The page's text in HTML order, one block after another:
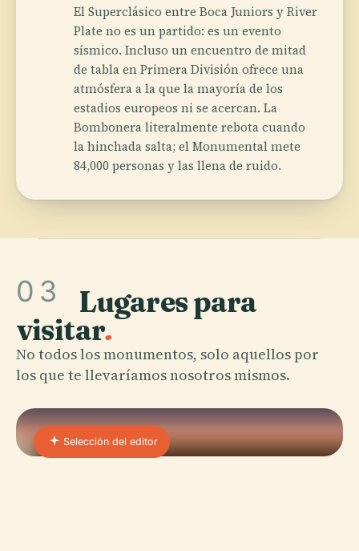
El Superclásico entre Boca Juniors y River
Plate no es un partido: es un evento
sísmico. Incluso un encuentro de mitad
de tabla en Primera División ofrece una
atmósfera a la que la mayoría de los
estadios europeos ni se acercan. La
Bombonera literalmente rebota cuando
la hinchada salta; el Monumental mete
84,000 personas y las llena de ruido.
03 Lugares para
visitar.
No todos los monumentos, solo aquellos por
los que te llevaríamos nosotros mismos.
Selección del editor